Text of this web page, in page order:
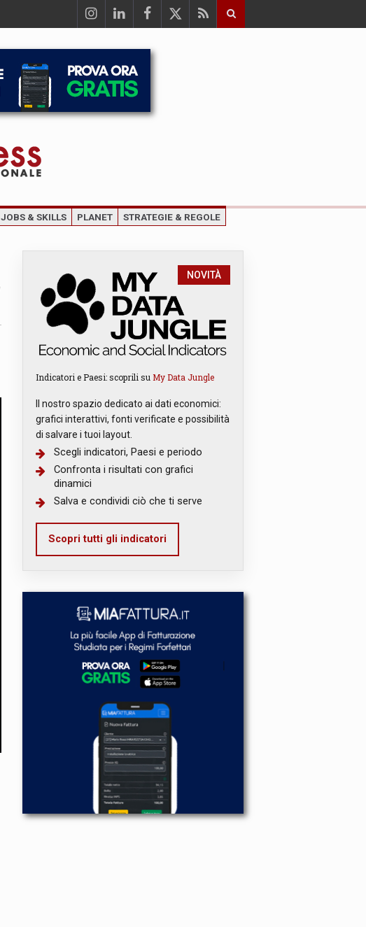
JOBS & SKILLS PLANET STRATEGIE & REGOLE
NOVITÀ
Indicatori e Paesi: scoprili su My Data Jungle
Il nostro spazio dedicato ai dati economici:
grafici interattivi, fonti verificate e possibilità
di salvare i tuoi layout.
Scegli indicatori, Paesi e periodo
Confronta i risultati con grafici
dinamici
Salva e condividi ciò che ti serve
Scopri tutti gli indicatori